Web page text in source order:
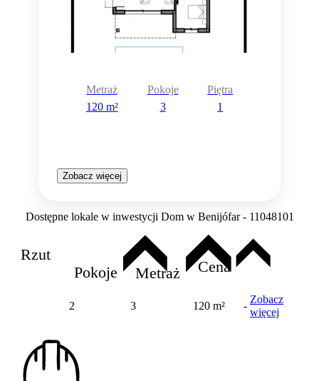
Metraż
120 m²
Pokoje
3
Piętra
1
Zobacz więcej
Dostępne lokale w inwestycji Dom w Benijófar - 11048101
Rzut
Pokoje
Metraż Cena
2 3 120 m² -
Zobacz
więcej